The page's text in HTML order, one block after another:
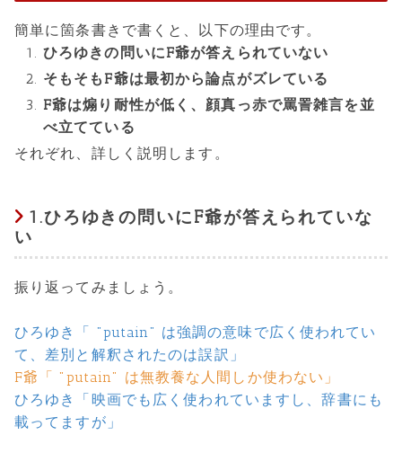
簡単に箇条書きで書くと、以下の理由です。
ひろゆきの問いにF爺が答えられていない
そもそもF爺は最初から論点がズレている
F爺は煽り耐性が低く、顔真っ赤で罵詈雑言を並
べ立てている
それぞれ、詳しく説明します。
1.ひろゆきの問いにF爺が答えられていな
い
振り返ってみましょう。
ひろゆき「 "putain" は強調の意味で広く使われてい
て、差別と解釈されたのは誤訳」
F爺「 "putain" は無教養な人間しか使わない」
ひろゆき「映画でも広く使われていますし、辞書にも
載ってますが」